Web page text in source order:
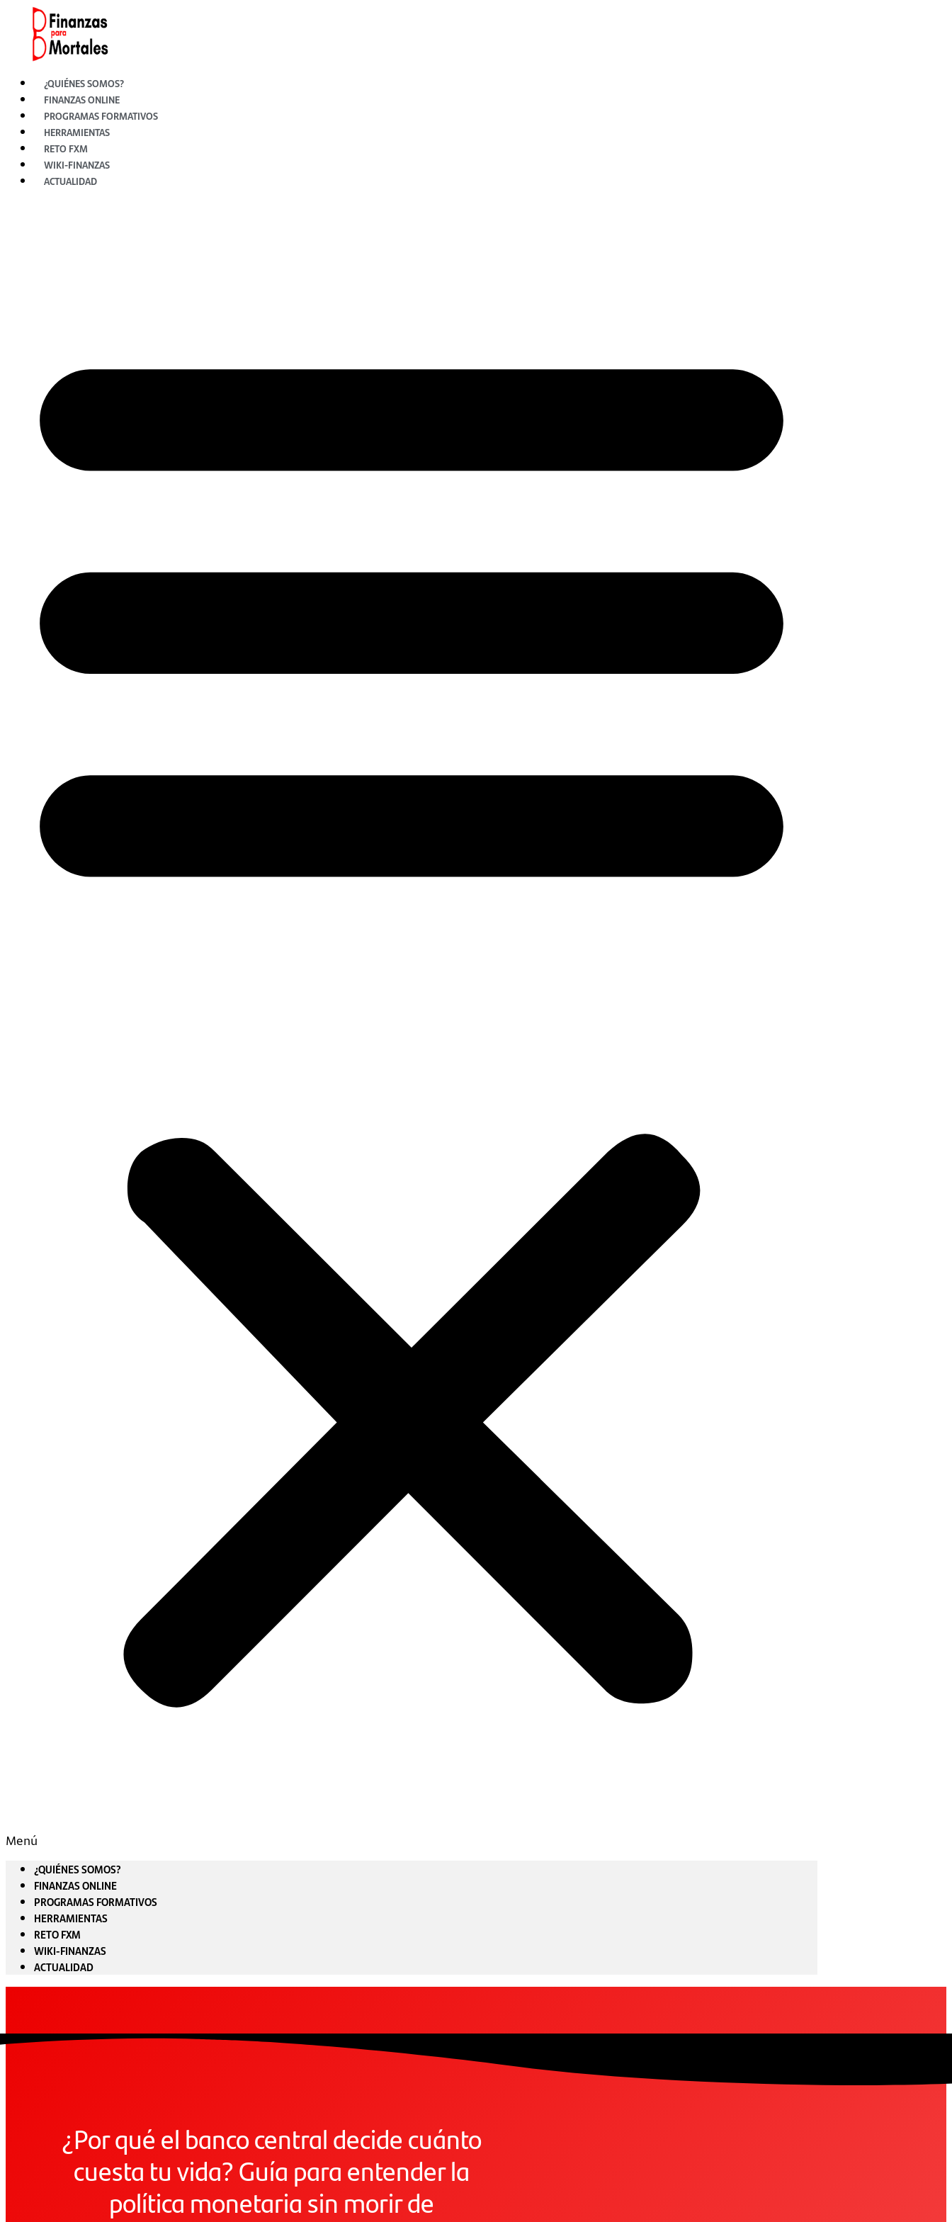
contenido
¿QUIÉNES SOMOS?
FINANZAS ONLINE
PROGRAMAS FORMATIVOS
HERRAMIENTAS
RETO FXM
WIKI-FINANZAS
ACTUALIDAD
Menú
¿QUIÉNES SOMOS?
FINANZAS ONLINE
PROGRAMAS FORMATIVOS
HERRAMIENTAS
RETO FXM
WIKI-FINANZAS
ACTUALIDAD
¿Por qué el banco central decide cuánto
cuesta tu vida? Guía para entender la
política monetaria sin morir de